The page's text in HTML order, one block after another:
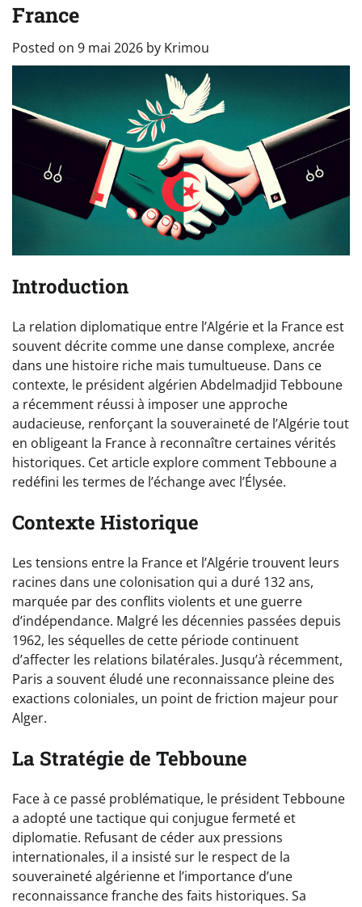
France
Posted on 9 mai 2026 by Krimou
Introduction
La relation diplomatique entre l’Algérie et la France est
souvent décrite comme une danse complexe, ancrée
dans une histoire riche mais tumultueuse. Dans ce
contexte, le président algérien Abdelmadjid Tebboune
a récemment réussi à imposer une approche
audacieuse, renforçant la souveraineté de l’Algérie tout
en obligeant la France à reconnaître certaines vérités
historiques. Cet article explore comment Tebboune a
redéfini les termes de l’échange avec l’Élysée.
Contexte Historique
Les tensions entre la France et l’Algérie trouvent leurs
racines dans une colonisation qui a duré 132 ans,
marquée par des conflits violents et une guerre
d’indépendance. Malgré les décennies passées depuis
1962, les séquelles de cette période continuent
d’affecter les relations bilatérales. Jusqu’à récemment,
Paris a souvent éludé une reconnaissance pleine des
exactions coloniales, un point de friction majeur pour
Alger.
La Stratégie de Tebboune
Face à ce passé problématique, le président Tebboune
a adopté une tactique qui conjugue fermeté et
diplomatie. Refusant de céder aux pressions
internationales, il a insisté sur le respect de la
souveraineté algérienne et l’importance d’une
reconnaissance franche des faits historiques. Sa